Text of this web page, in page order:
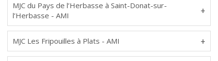
MJC du Pays de l’Herbasse à Saint-Donat-sur-
l’Herbasse - AMI
MJC Les Fripouilles à Plats - AMI